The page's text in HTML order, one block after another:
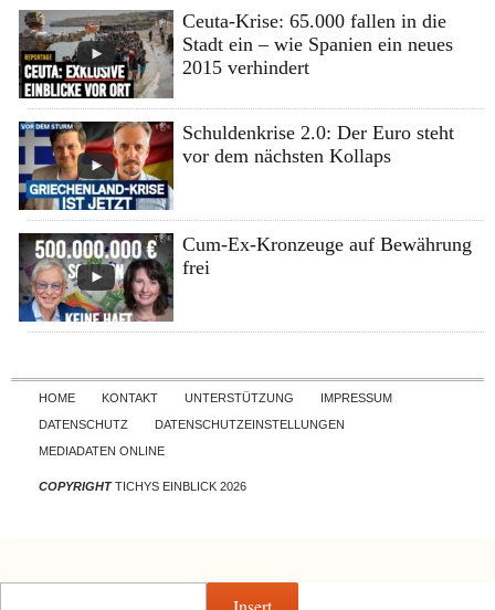
Ceuta-Krise: 65.000 fallen in die
Stadt ein – wie Spanien ein neues
2015 verhindert
Schuldenkrise 2.0: Der Euro steht
vor dem nächsten Kollaps
Cum-Ex-Kronzeuge auf Bewährung
frei
Skip to content
HOME KONTAKT UNTERSTÜTZUNG
IMPRESSUM
DATENSCHUTZ
DATENSCHUTZEINSTELLUNGEN
MEDIADATEN ONLINE
COPYRIGHTTICHYS EINBLICK 2026